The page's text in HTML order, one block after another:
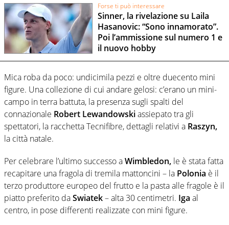
Forse ti può interessare
Sinner, la rivelazione su Laila
Hasanovic: “Sono innamorato”.
Poi l’ammissione sul numero 1 e
il nuovo hobby
Mica roba da poco: undicimila pezzi e oltre duecento mini
figure. Una collezione di cui andare gelosi: c’erano un mini-
campo in terra battuta, la presenza sugli spalti del
connazionale Robert Lewandowskiassiepato tra gli
spettatori, la racchetta Tecnifibre, dettagli relativi a Raszyn,
la città natale.
Per celebrare l’ultimo successo aWimbledon, le è stata fatta
recapitare una fragola di tremila mattoncini – la Polonia è il
terzo produttore europeo del frutto e la pasta alle fragole è il
piatto preferito daSwiatek– alta 30 centimetri. Iga al
centro, in pose differenti realizzate con mini figure.